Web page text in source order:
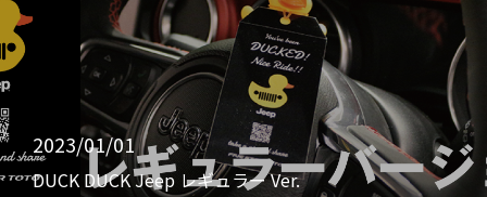
2023/01/01
DUCK DUCK Jeep レギュラー Ver.